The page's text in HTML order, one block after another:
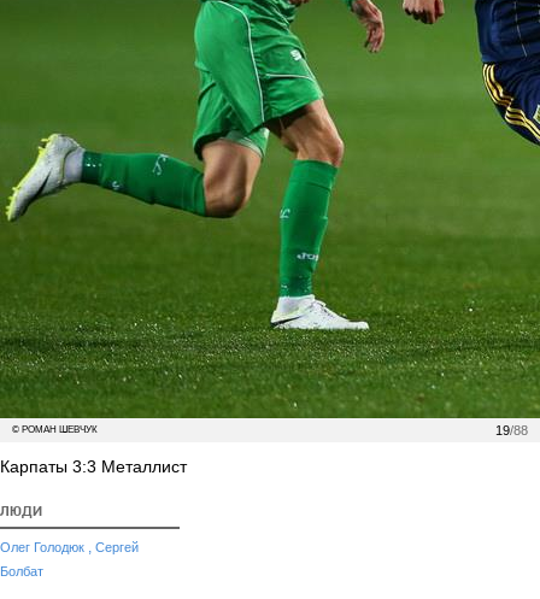
19/88
© РОМАН ШЕВЧУК
Карпаты 3:3 Металлист
ЛЮДИ
Олег Голодюк , Сергей
Болбат